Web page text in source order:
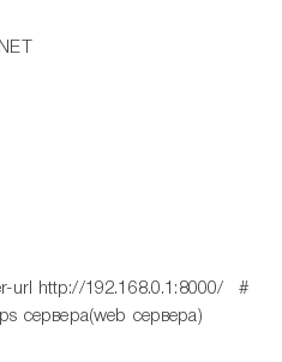
url http://192.168.0.1:8000/ #
сервера(web сервера)